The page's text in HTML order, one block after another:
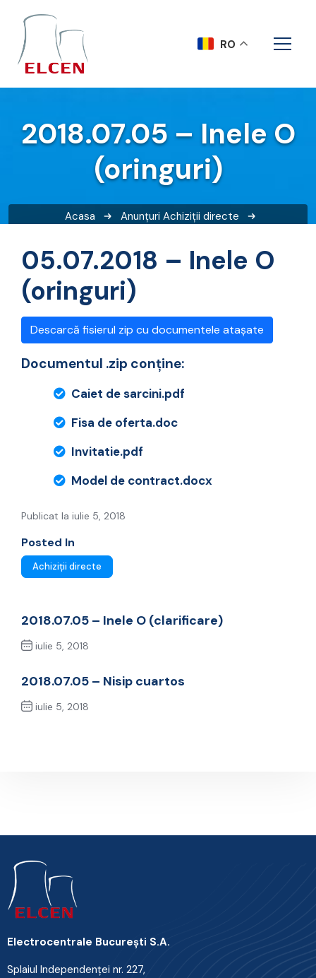
2018.07.05 – Inele O
(oringuri)
Acasa Anunțuri Achiziții directe
05.07.2018 – Inele O
(oringuri)
Descarcă fisierul zip cu documentele atașate
Documentul .zip conține:
Caiet de sarcini.pdf
Fisa de oferta.doc
Invitatie.pdf
Model de contract.docx
Publicat la iulie 5, 2018
Posted In
Achiziții directe
2018.07.05 – Inele O (clarificare)
iulie 5, 2018
2018.07.05 – Nisip cuartos
iulie 5, 2018
Electrocentrale Bucureşti S.A.
Splaiul Independenţei nr. 227,
RO